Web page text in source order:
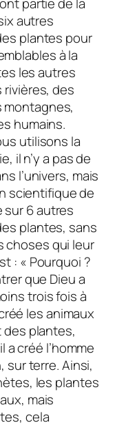
autres
plantes pour
à la
les autres
des
montagnes,
humains.
utilisons la
il n’y a pas de
l’univers, mais
scientifique de
sur 6 autres
plantes, sans
choses qui leur
: « Pourquoi ?
que Dieu a
trois fois à
les animaux
des plantes,
créé l’homme
sur terre. Ainsi,
les plantes
mais
cela